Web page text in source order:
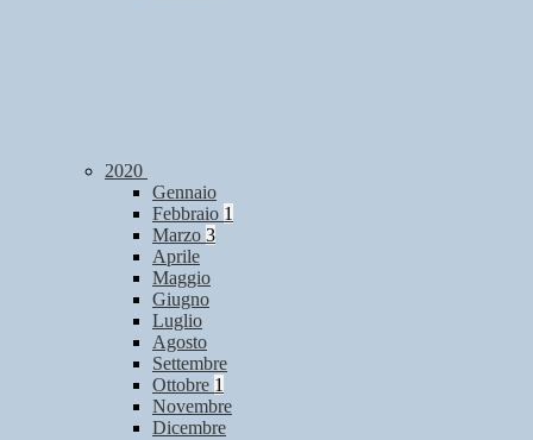
2020
Gennaio
Febbraio 1
Marzo 3
Aprile
Maggio
Giugno
Luglio
Agosto
Settembre
Ottobre 1
Novembre
Dicembre